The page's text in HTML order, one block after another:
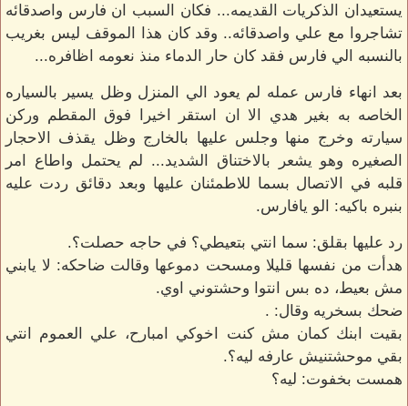
يستعيدان الذكريات القديمه... فكان السبب ان فارس واصدقائه
تشاجروا مع علي واصدقائه.. وقد كان هذا الموقف ليس بغريب
بالنسبه الي فارس فقد كان حار الدماء منذ نعومه اظافره...
بعد انهاء فارس عمله لم يعود الي المنزل وظل يسير بالسياره
الخاصه به بغير هدي الا ان استقر اخيرا فوق المقطم وركن
سيارته وخرج منها وجلس عليها بالخارج وظل يقذف الاحجار
الصغيره وهو يشعر بالاختناق الشديد... لم يحتمل واطاع امر
قلبه في الاتصال بسما للاطمئنان عليها وبعد دقائق ردت عليه
بنبره باكيه: الو يافارس.
رد عليها بقلق: سما انتي بتعيطي؟ في حاجه حصلت؟.
هدأت من نفسها قليلا ومسحت دموعها وقالت ضاحكه: لا يابني
مش بعيط، ده بس انتوا وحشتوني اوي.
ضحك بسخريه وقال: .
بقيت ابنك كمان مش كنت اخوكي امبارح، علي العموم انتي
بقي موحشتنيش عارفه ليه؟.
همست بخفوت: ليه؟